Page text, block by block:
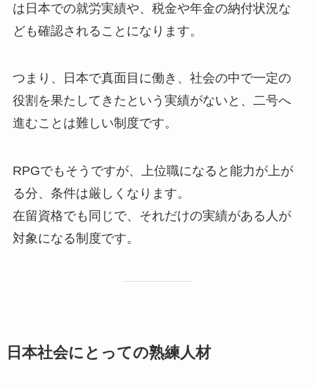
は日本での就労実績や、税金や年金の納付状況な
ども確認されることになります。
つまり、日本で真面目に働き、社会の中で一定の
役割を果たしてきたという実績がないと、二号へ
進むことは難しい制度です。
RPGでもそうですが、上位職になると能力が上が
る分、条件は厳しくなります。
在留資格でも同じで、それだけの実績がある人が
対象になる制度です。
日本社会にとっての熟練人材